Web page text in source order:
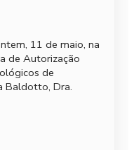
11 de maio, na
de Autorização
de
Baldotto, Dra.